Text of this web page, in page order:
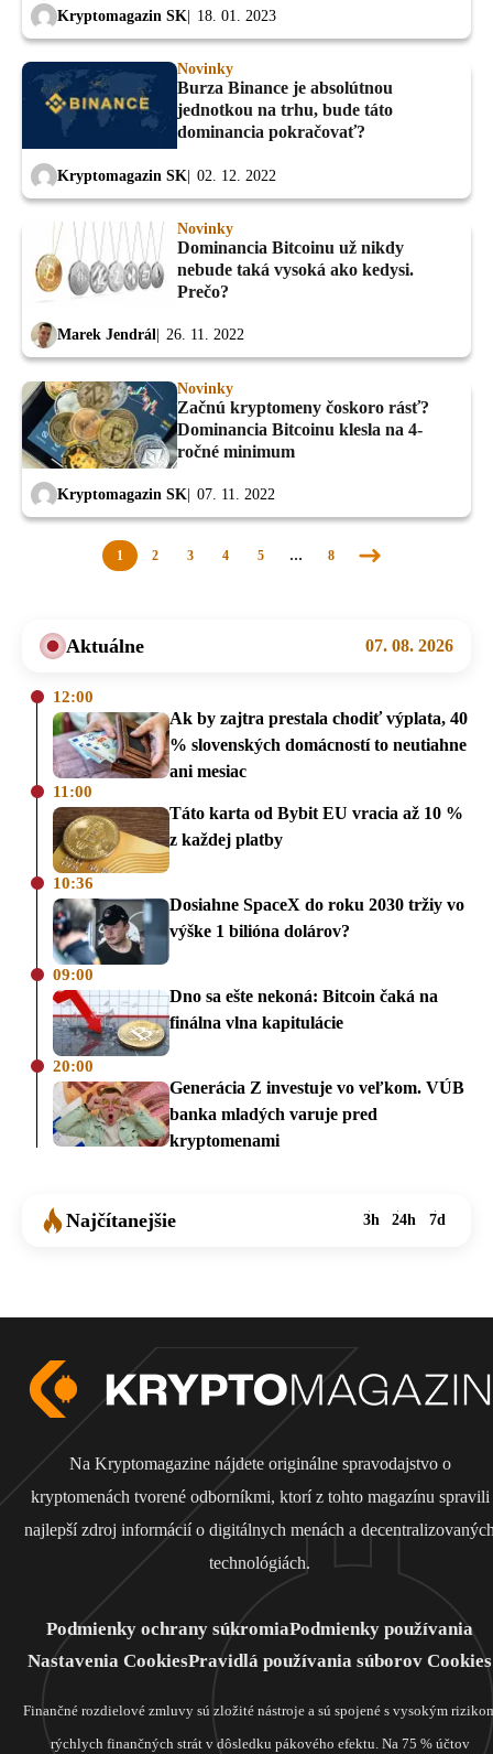
Kryptomagazin SK 18. 01. 2023
Novinky
Burza Binance je absolútnou
jednotkou na trhu, bude táto
dominancia pokračovať?
Kryptomagazin SK 02. 12. 2022
Novinky
Dominancia Bitcoinu už nikdy
nebude taká vysoká ako kedysi.
Prečo?
Marek Jendrál 26. 11. 2022
Novinky
Začnú kryptomeny čoskoro rásť?
Dominancia Bitcoinu klesla na 4-
ročné minimum
Kryptomagazin SK 07. 11. 2022
1 2 3 4 5 … 8
Nasledujúca
Aktuálne 07. 08. 2026
12:00
Ak by zajtra prestala chodiť výplata, 40
% slovenských domácností to neutiahne
ani mesiac
11:00
Táto karta od Bybit EU vracia až 10 %
z každej platby
10:36
Dosiahne SpaceX do roku 2030 tržiy vo
výške 1 bilióna dolárov?
09:00
Dno sa ešte nekoná: Bitcoin čaká na
finálna vlna kapitulácie
20:00
Generácia Z investuje vo veľkom. VÚB
banka mladých varuje pred
kryptomenami
Najčítanejšie 3h 24h 7d
Na Kryptomagazine nájdete originálne spravodajstvo o
kryptomenách tvorené odborníkmi, ktorí z tohto magazínu spravili
najlepší zdroj informácií o digitálnych menách a
technológiách.
Podmienky ochrany súkromiaPodmienky používania
Nastavenia CookiesPravidlá používania súborov Cookies
Finančné rozdielové zmluvy sú zložité nástroje a sú spojené s vysokým
rýchlych finančných strát v dôsledku pákového efektu. Na 75 % účtov